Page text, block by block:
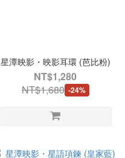
星潭映影・映影耳環 (芭比粉)
NT$1,280
NT$1,680 -24%